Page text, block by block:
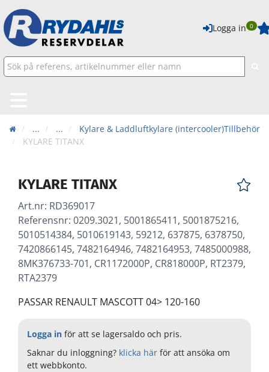
Logga in 0
... ...
Kylare & Laddluftkylare (intercooler)Tillbehör
KYLARE TITANX
KYLARE TITANX
Art.nr: RD369017
Referensnr: 0209.3021, 5001865411, 5001875216,
5010514384, 5010619143, 59212, 637875, 6378750,
7420866145, 7482164946, 7482164953, 7485000988,
8MK376733-701, CR1172000P, CR818000P, RT2379,
RTA2379
PASSAR RENAULT MASCOTT 04> 120-160
Logga in för att se lagersaldo och pris.
Saknar du inloggning? klicka här för att ansöka om
ett webbkonto.